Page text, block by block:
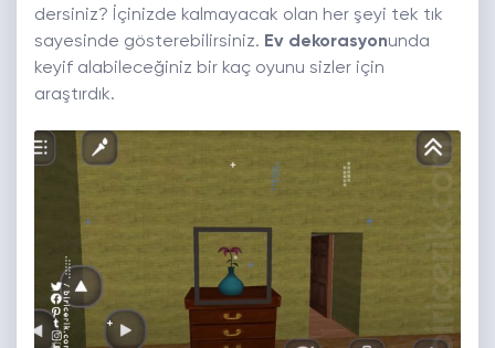
dersiniz? İçinizde kalmayacak olan her şeyi tek tık
sayesinde gösterebilirsiniz. Ev dekorasyonunda
keyif alabileceğiniz bir kaç oyunu sizler için
araştırdık.